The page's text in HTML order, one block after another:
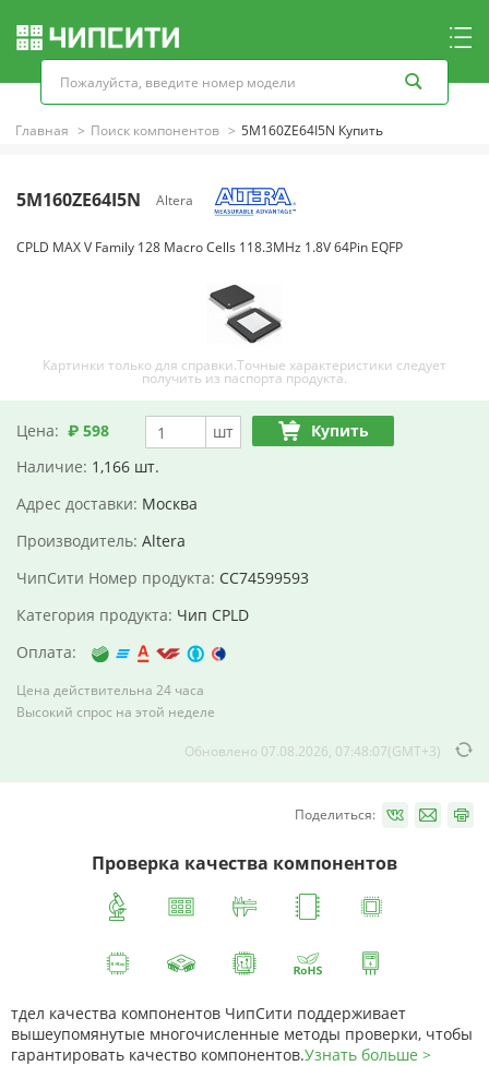
Главная Поиск компонентов 5M160ZE64I5N Купить
5M160ZE64I5N Altera
CPLD MAX V Family 128 Macro Cells 118.3MHz 1.8V 64Pin EQFP
Картинки только для справки.Точные характеристики следует
получить из паспорта продукта.
Цена: ₽ 598 шт
Купить
Наличие: 1,166 шт.
Адрес доставки: Москва
Производитель: Altera
ЧипСити Номер продукта: CC74599593
Категория продукта: Чип CPLD
Оплата:
Цена действительна 24 часа
Высокий спрос на этой неделе
Обновлено 07.08.2026, 07:48:07(GMT+3)
Поделиться:
Проверка качества компонентов
тдел качества компонентов ЧипСити поддерживает
вышеупомянутые многочисленные методы проверки, чтобы
гарантировать качество компонентов.Узнать больше >